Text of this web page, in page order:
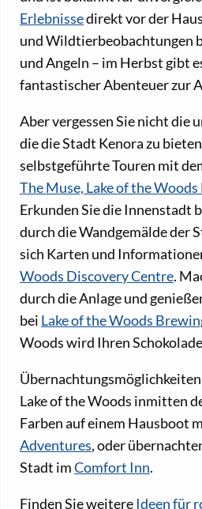
Erlebnissedirekt vor der
und Wildtierbeobachtungen
und Angeln – im Herbst gibt
fantastischer Abenteuer zur
Aber vergessen Sie nicht die
die die Stadt Kenora zu
selbstgeführte Touren mit
The Muse, Lake of the
Erkunden Sie die Innenstadt
durch die Wandgemälde der
sich Karten und
Woods Discovery Centre.
durch die Anlage und
bei Lake of the Woods
Woods wird Ihren
Lake of the Woods inmitten
Farben auf einem Hausboot
Adventures, oder
Stadt imComfort Inn.
Finden Sie weitereIdeen für